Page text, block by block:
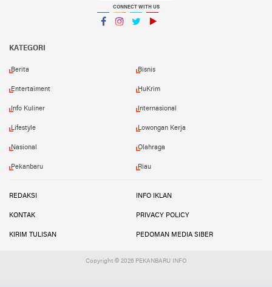
CONNECT WITH US
KATEGORI
Berita Bisnis
Entertaiment HuKrim
Info Kuliner Internasional
Lifestyle Lowongan Kerja
Nasional Olahraga
Pekanbaru Riau
REDAKSI INFO IKLAN
KONTAK PRIVACY POLICY
KIRIM TULISAN PEDOMAN MEDIA SIBER
Copyright © 2026 PEKANBARU INFO